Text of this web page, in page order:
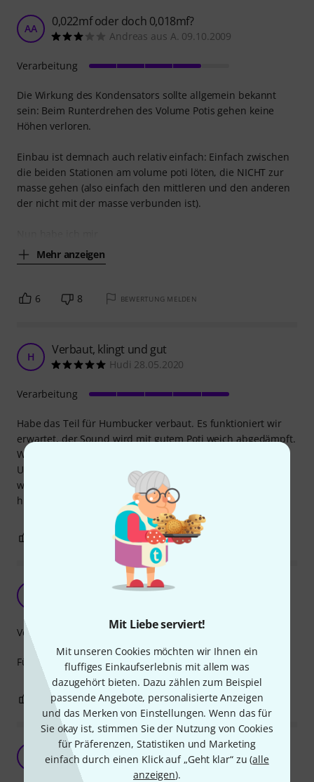
Mit Liebe serviert!
Mit unseren Cookies möchten wir Ihnen ein
fluffiges Einkaufserlebnis mit allem was
dazugehört bieten. Dazu zählen zum Beispiel
passende Angebote, personalisierte Anzeigen
und das Merken von Einstellungen. Wenn das für
Sie okay ist, stimmen Sie der Nutzung von Cookies
für Präferenzen, Statistiken und Marketing
einfach durch einen Klick auf „Geht klar“ zu (alle
anzeigen).
AA 0,022mf oder doch 0,018mf?
Andreas aus A. 09.10.2009
Die Wirkung des Kondensators sollte allgemein bekannt
sein: Beim Runterdrehen des Volume Potis gehen keine
Höhen verloren.
Einbau ist demnach auch relativ einfach: Einfach zwischen
die beiden Stationen am volume poti löten, die NICHT zur
masse gehen (also einfach den mittleren und den anderen
der nicht mit der masse verbunden ist).
Mehr anzeigen
Verarbeitung
6 8 BEWERTUNG MELDEN
H Verbaut, klingt und gut
Hudi 28.05.2020
Habe das Teil für Humbucker verbaut. Es funktioniert wir
erwartet, der Sound wird mit gutem Poti weich abgedämpft.
Würde ich wieder verbauen!
Update 2021: Ich habe nun den TAD Orange verbaut und
würde den TAD vorziehen. Details in meiner Bewertung
hierzu!
Verarbeitung
BEWERTUNG MELDEN
Genau das Richtige
Für die Reparatur einer E-Gitarre, einfach Top
Verarbeitung
0 BEWERTUNG MELDEN
braucht man immer wieder
bots 19.02.2021